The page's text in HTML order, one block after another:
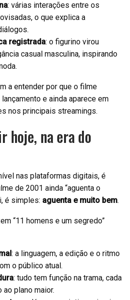
: várias interações entre os
o que explica a
registrada: o figurino virou
casual masculina, inspirando
a entender por que o filme
e ainda aparece em
nos principais streamings.
hoje, na era do
nas plataformas digitais, é
de 2001 ainda “aguenta o
é simples: aguenta e muito bem.
“11 homens e um segredo”
: a linguagem, a edição e o ritmo
o público atual.
: tudo tem função na trama, cada
ao plano maior.